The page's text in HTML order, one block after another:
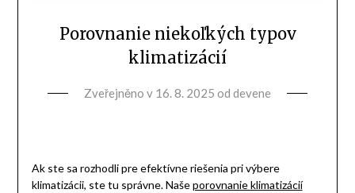
Porovnanie niekoľkých typov
klimatizácií
Zveřejněno v 16. 8. 2025 od devene
Ak ste sa rozhodli pre efektívne riešenia pri výbere
klimatizácii, ste tu správne. Našeporovnanie klimatizácií